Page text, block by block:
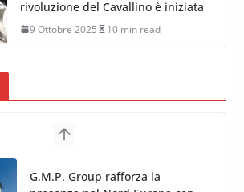
rivoluzione del Cavallino è iniziata
9 Ottobre 2025 10 min read
TPMS Alcar Sensor – Sistemi di